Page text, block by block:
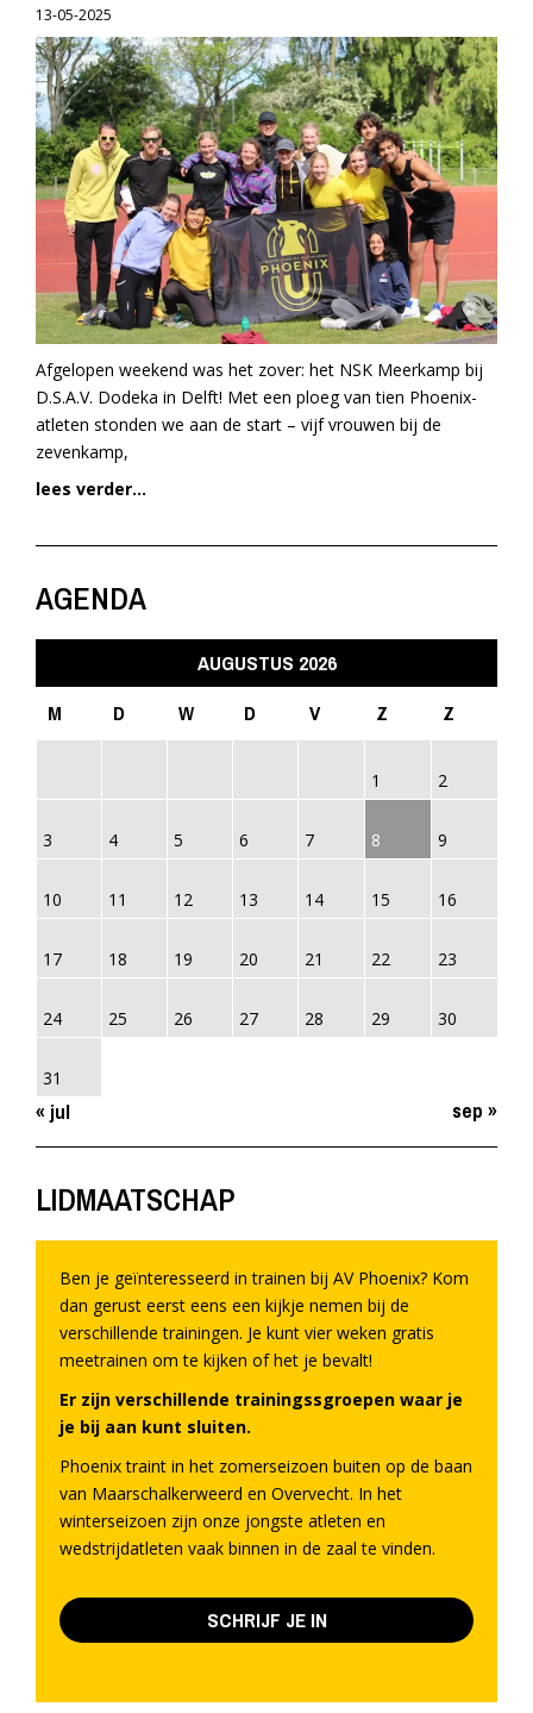
13-05-2025
Afgelopen weekend was het zover: het NSK Meerkamp bij
D.S.A.V. Dodeka in Delft! Met een ploeg van tien Phoenix-
atleten stonden we aan de start – vijf vrouwen bij de
zevenkamp,
lees verder...
AGENDA
AUGUSTUS 2026
M
D W D V Z Z
1 2
3 4 5 6 7 8 9
10 11 12 13 14 15 16
17 18 19 20 21 22 23
24 25 26 27 28 29 30
31
« jul sep »
LIDMAATSCHAP
Ben je geïnteresseerd in trainen bij AV Phoenix? Kom
dan gerust eerst eens een kijkje nemen bij de
verschillende trainingen. Je kunt vier weken gratis
meetrainen om te kijken of het je bevalt!
Er zijn verschillende trainingssgroepen waar je
je bij aan kunt sluiten.
Phoenix traint in het zomerseizoen buiten op de baan
van Maarschalkerweerd en Overvecht. In het
winterseizoen zijn onze jongste atleten en
wedstrijdatleten vaak binnen in de zaal te vinden.
SCHRIJF JE IN